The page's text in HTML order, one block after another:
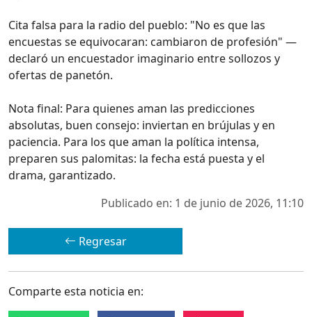
Cita falsa para la radio del pueblo: "No es que las
encuestas se equivocaran: cambiaron de profesión" —
declaró un encuestador imaginario entre sollozos y
ofertas de panetón.
Nota final: Para quienes aman las predicciones
absolutas, buen consejo: inviertan en brújulas y en
paciencia. Para los que aman la política intensa,
preparen sus palomitas: la fecha está puesta y el
drama, garantizado.
Publicado en: 1 de junio de 2026, 11:10
Regresar
Comparte esta noticia en: